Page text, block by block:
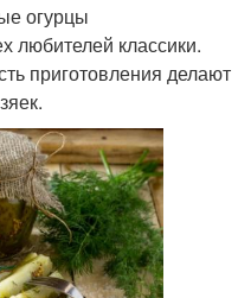
огурцы
любителей классики.
приготовления делают